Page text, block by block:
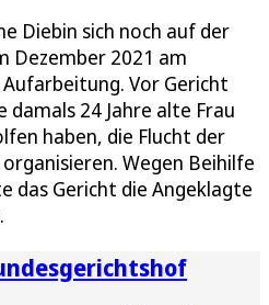
Diebin sich noch auf der
Dezember 2021 am
Vor Gericht
damals 24 Jahre alte Frau
haben, die Flucht der
Wegen Beihilfe
das Gericht die Angeklagte